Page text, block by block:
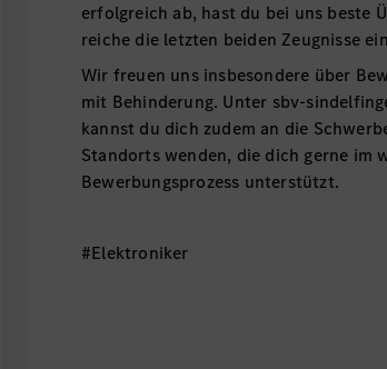
erfolgreich ab, hast du bei uns beste
reiche die letzten beiden Zeugnisse
Wir freuen uns insbesondere über
mit Behinderung. Unter sbv-
kannst du dich zudem an die
Standorts wenden, die dich gerne im
Bewerbungsprozess unterstützt.
#Elektroniker